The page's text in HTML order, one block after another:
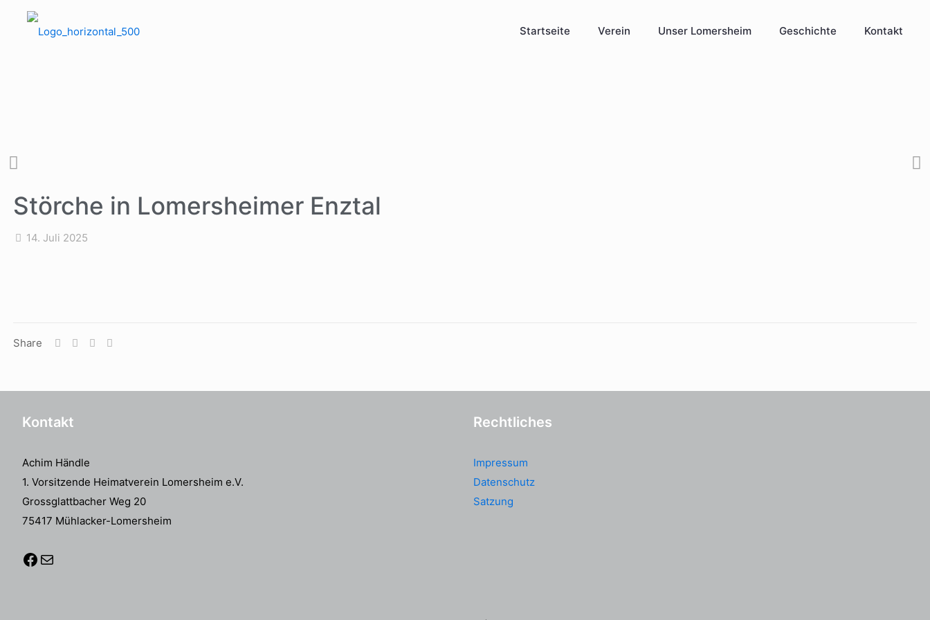
Startseite Verein Unser Lomersheim Geschichte Kontakt
Störche in Lomersheimer Enztal
14. Juli 2025
Share
Kontakt
Achim Händle
1. Vorsitzende Heimatverein Lomersheim e.V.
Grossglattbacher Weg 20
75417 Mühlacker-Lomersheim
Rechtliches
Impressum
Datenschutz
Satzung